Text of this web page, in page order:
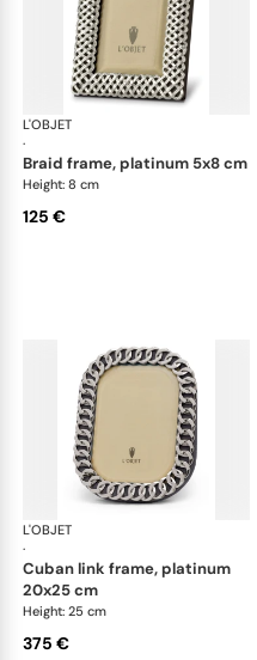
L'OBJET
·
braid frame, platinum 5x8 cm
Height: 8 cm
125 €
L'OBJET
·
cuban link frame, platinum
20x25 cm
Height: 25 cm
375 €